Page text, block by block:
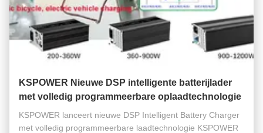
KSPOWER Nieuwe DSP intelligente batterijlader
met volledig programmeerbare oplaadtechnologie
KSPOWER lanceert nieuwe DSP Intelligent Battery Charger
met volledig programmeerbare laadtechnologie KSPOWER